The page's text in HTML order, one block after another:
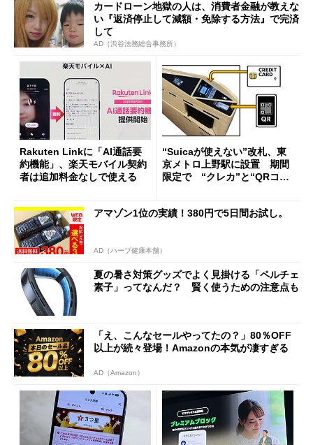
カードローン地獄の人は、消費者金融が教えな
い『返済停止して減額・免除する方法』で完済
して
AD（渋谷法務総合事務所）
Rakuten Linkに「AI通話要
約機能」、楽天モバイル契約
者は追加料金なしで使える
“Suicaが使えない”改札、東
京メトロ上野駅に設置 期間
限定で “クレカ”と“QRコー
アマゾン1位の実績！380円で5日間お試し。
AD（ハーブ健康本舗）
夏の暑さ対策グッズでよく見掛ける「ペルチェ
素子」ってなんだ？ 賢く使うための注意点も
「え、こんなセールやってたの？」80％OFF
以上が続々登場！Amazonの本気が凄すぎる
AD（Amazon）